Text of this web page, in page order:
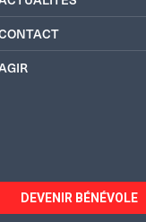
DEVENIR BÉNÉVOLE